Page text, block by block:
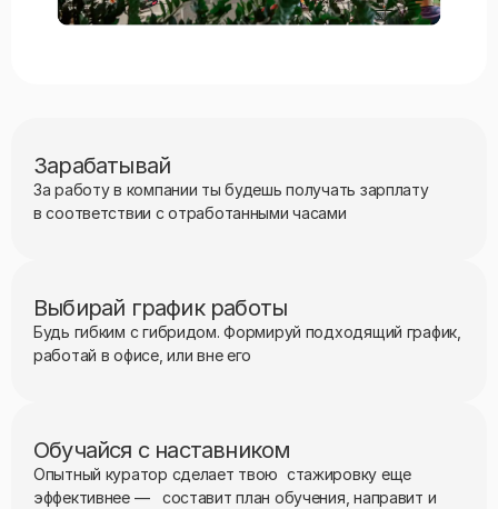
Зарабатывай
За работу в компании ты будешь получать зарплату
в соответствии с отработанными часами
Выбирай график работы
Будь гибким с гибридом. Формируй подходящий график,
работай в офисе, или вне его
Обучайся с наставником
Опытный куратор сделает твою стажировку еще
эффективнее — составит план обучения, направит и